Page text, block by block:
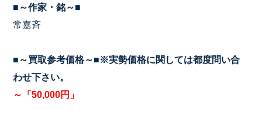
■～作家・銘～■
常嘉斉
■～買取参考価格～■※実勢価格に関しては都度問い合
わせ下さい。
～「50,000円」